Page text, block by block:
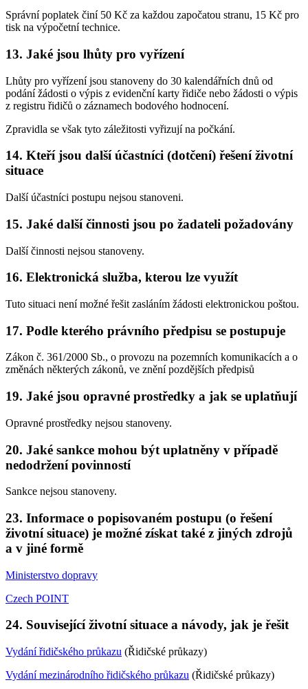
Správní poplatek činí 50 Kč za každou započatou stranu, 15 Kč pro
tisk na výpočetní technice.
13. Jaké jsou lhůty pro vyřízení
Lhůty pro vyřízení jsou stanoveny do 30 kalendářních dnů od
podání žádosti o výpis z evidenční karty řidiče nebo žádosti o výpis
z registru řidičů o záznamech bodového hodnocení.
Zpravidla se však tyto záležitosti vyřizují na počkání.
14. Kteří jsou další účastníci (dotčení) řešení životní
situace
Další účastníci postupu nejsou stanoveni.
15. Jaké další činnosti jsou po žadateli požadovány
Další činnosti nejsou stanoveny.
16. Elektronická služba, kterou lze využít
Tuto situaci není možné řešit zasláním žádosti elektronickou poštou.
17. Podle kterého právního předpisu se postupuje
Zákon č. 361/2000 Sb., o provozu na pozemních komunikacích a o
změnách některých zákonů, ve znění pozdějších předpisů
19. Jaké jsou opravné prostředky a jak se uplatňují
Opravné prostředky nejsou stanoveny.
20. Jaké sankce mohou být uplatněny v případě
nedodržení povinností
Sankce nejsou stanoveny.
23. Informace o popisovaném postupu (o řešení
životní situace) je možné získat také z jiných zdrojů
a v jiné formě
Ministerstvo dopravy
Czech POINT
24. Související životní situace a návody, jak je řešit
Vydání řidičského průkazu (Řidičské průkazy)
Vydání mezinárodního řidičského průkazu (Řidičské průkazy)